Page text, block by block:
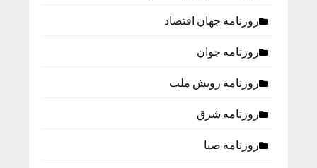
روزنامه جهان اقتصاد
روزنامه جوان
روزنامه رویش ملت
روزنامه شرق
روزنامه صبا